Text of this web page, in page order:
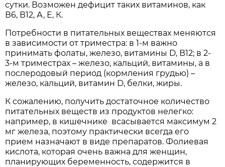
сутки. Возможен дефицит таких витаминов, как
В6, В12, А, Е, К.
Потребности в питательных веществах меняются
в зависимости от триместра: в 1-м важно
принимать фолаты, железо, витамины D, В12; в 2-
3-м триместрах – железо, кальций, витамины, а в
послеродовый период (кормления грудью) –
железо, кальций, витамин D, белки, жиры.
К сожалению, получить достаточное количество
питательных веществ из продуктов нелегко:
например, в кишечнике всасывается максимум 2
мг железа, поэтому практически всегда его
прием назначают в виде препаратов. Фолиевая
кислота, которая очень важна для женщин,
планирующих беременность, содержится в